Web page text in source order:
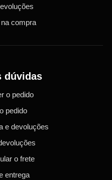
compra
dúvidas
o pedido
pedido
e devoluções
o frete
entrega